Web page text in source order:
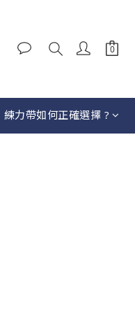
練力帶如何正確選擇 ?